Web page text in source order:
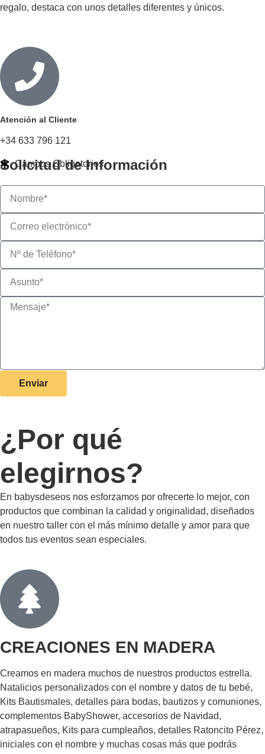
regalo, destaca con unos detalles diferentes y únicos.
Atención al Cliente
+34 633 796 121
Solicitud de Información
Enviar
Campos Obligatorios
¿Por qué
elegirnos?
En babysdeseos nos esforzamos por ofrecerte lo mejor, con
productos que combinan la calidad y originalidad, diseñados
en nuestro taller con el más mínimo detalle y amor para que
todos tus eventos sean especiales.
CREACIONES EN MADERA
Creamos en madera muchos de nuestros productos estrella.
Natalicios personalizados con el nombre y datos de tu bebé,
Kits Bautismales, detalles para bodas, bautizos y comuniones,
complementos BabyShower, accesorios de Navidad,
atrapasueños, Kits para cumpleaños, detalles Ratoncito Pérez,
iniciales con el nombre y muchas cosas más que podrás